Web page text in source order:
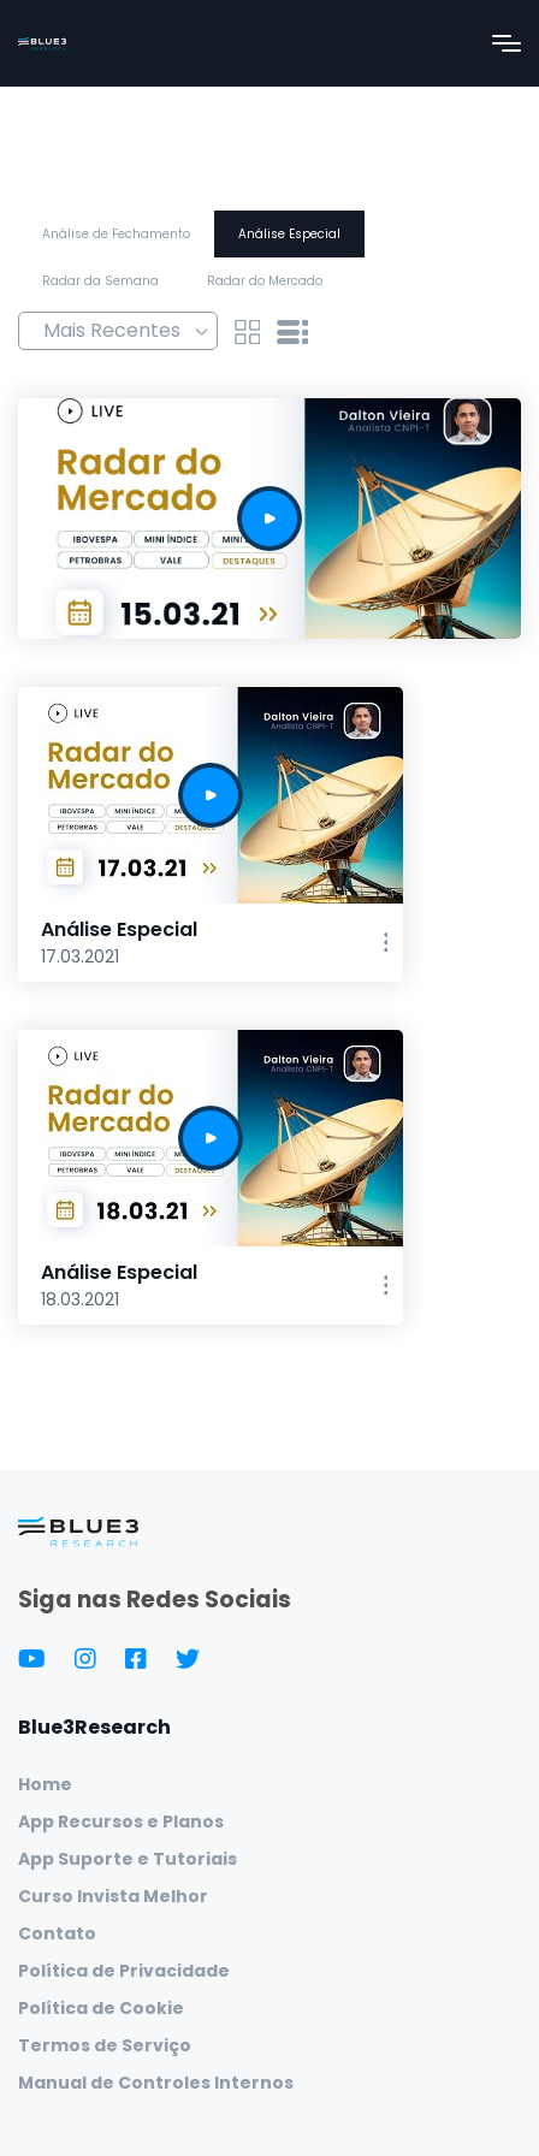
Análise de Fechamento Análise Especial
Radar da Semana Radar do Mercado
Análise Especial
17.03.2021
Análise Especial
18.03.2021
Siga nas Redes Sociais
Blue3Research
Home
App Recursos e Planos
App Suporte e Tutoriais
Curso Invista Melhor
Contato
Política de Privacidade
Política de Cookie
Termos de Serviço
Manual de Controles Internos